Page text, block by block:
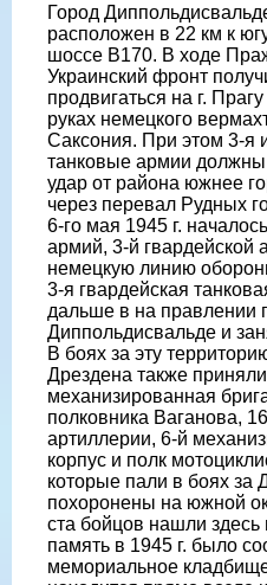
Город
расположен в 22 км к
шоссе В170. В ходе
Украинский фронт
продвигаться на г.
руках немецкого
Саксония. При этом 3-я
танковые армии
удар от района южнее
через перевал Рудных
6-го мая 1945 г.
армий, 3-й гвардейской
немецкую линию
3-я гвардейская
дальше в на правлении
Диппольдисвальде и
В боях за эту
Дрездена также
механизированная
полковника Ваганова,
артиллерии, 6-й
корпус и полк
которые пали в боях за
похоронены на южной
ста бойцов нашли
память в 1945 г. было
мемориальное